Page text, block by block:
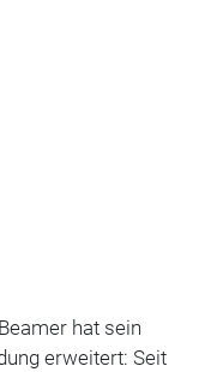
hat sein
erweitert: Seit